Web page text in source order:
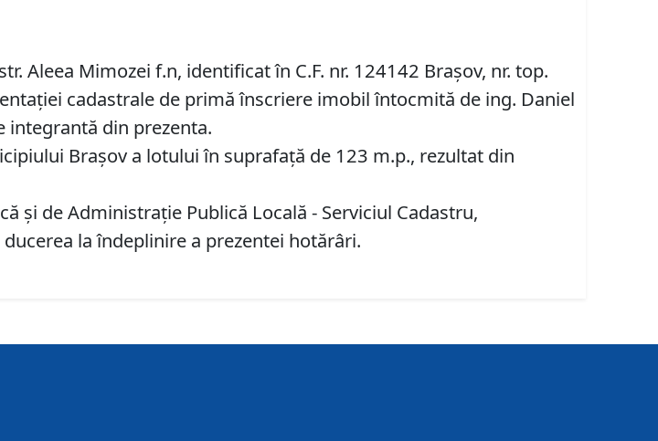
Aleea Mimozei f.n, identificat în C.F. nr. 124142 Brașov, nr. top.
cadastrale de primă înscriere imobil întocmită de ing. Daniel
integrantă din prezenta.
Brașov a lotului în suprafață de 123 m.p., rezultat din
și de Administrație Publică Locală - Serviciul Cadastru,
la îndeplinire a prezentei hotărâri.